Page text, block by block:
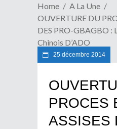
Home
A La Une
OUVERTURE DU
DES PRO-GBAGBO :
Chinois D’ADO
25 décembre 2014
PROCES
ASSISES